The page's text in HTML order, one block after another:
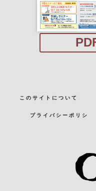
このサイトについて
プライバシーポリシ